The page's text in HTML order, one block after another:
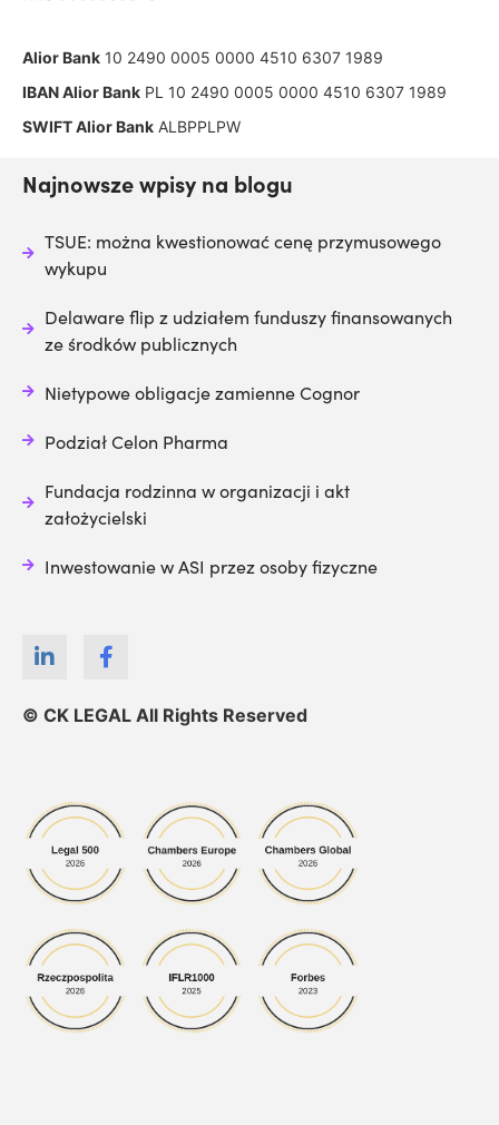
Alior Bank 10 2490 0005 0000 4510 6307 1989
IBAN Alior Bank PL 10 2490 0005 0000 4510 6307 1989
SWIFT Alior Bank ALBPPLPW
© CK LEGAL All Rights Reserved
Najnowsze wpisy na blogu
TSUE: można kwestionować cenę przymusowego
wykupu
Delaware flip z udziałem funduszy finansowanych
ze środków publicznych
Nietypowe obligacje zamienne Cognor
Podział Celon Pharma
Fundacja rodzinna w organizacji i akt
założycielski
Inwestowanie w ASI przez osoby fizyczne